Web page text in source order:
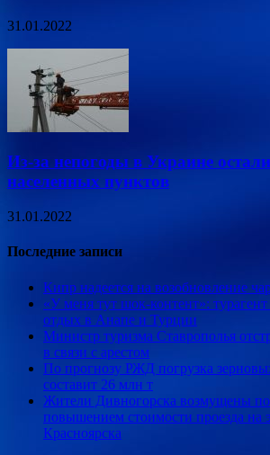
31.01.2022
Из-за непогоды в Украине
населенных пунктов
31.01.2022
Последние записи
Кипр надеется на возобновление
«У меня тут шок-контент»:
отдых в Анапе и Турции
Министр туризма Ставрополья
в связи с арестом
По прогнозу РЖД погрузка
составит 26 млн т
Жители Дивногорска возмущены
повышением стоимости проезда на
Красноярска